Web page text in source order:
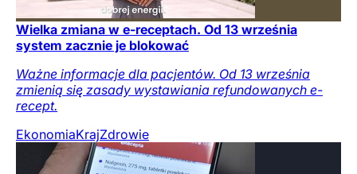
Wielka zmiana w e-receptach. Od 13 września
system zacznie je blokować
Ważne informacje dla pacjentów. Od 13 września
zmienią się zasady wystawiania refundowanych e-
recept.
EkonomiaKrajZdrowie